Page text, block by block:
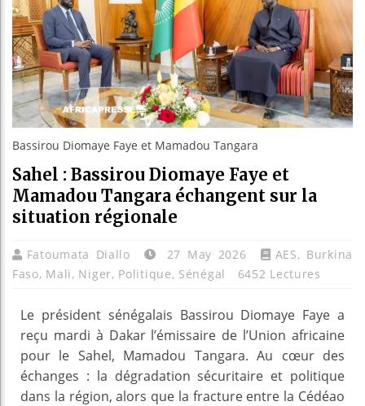
Reboisement : l’Éthiopie établit un
Bassirou Diomaye Faye et Mamadou Tangara
Sahel : Bassirou Diomaye Faye et
Mamadou Tangara échangent sur la
situation régionale
Fatoumata Diallo 27 May 2026 AES, Burkina
Faso, Mali, Niger, Politique, Sénégal 6452 Lectures
Le président sénégalais Bassirou Diomaye Faye a
reçu mardi à Dakar l’émissaire de l’Union africaine
pour le Sahel, Mamadou Tangara. Au cœur des
échanges : la dégradation sécuritaire et politique
dans la région, alors que la fracture entre la Cédéao